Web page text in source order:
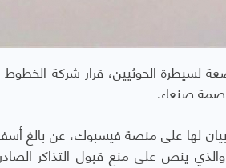
لسيطرة الحوثيين، قرار شركة
صنعاء.
لها على منصة فيسبوك، عن بالغ
ينص على منع قبول التذاكر